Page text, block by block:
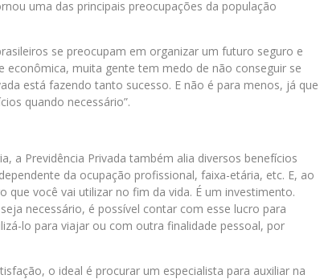
uma das principais preocupações da população
se preocupam em organizar um futuro seguro e
econômica, muita gente tem medo de não conseguir se
está fazendo tanto sucesso. E não é para menos, já que
quando necessário”.
a Previdência Privada também alia diversos benefícios
da ocupação profissional, faixa-etária, etc. E, ao
você vai utilizar no fim da vida. É um investimento.
necessário, é possível contar com esse lucro para
lo para viajar ou com outra finalidade pessoal, por
o ideal é procurar um especialista para auxiliar na